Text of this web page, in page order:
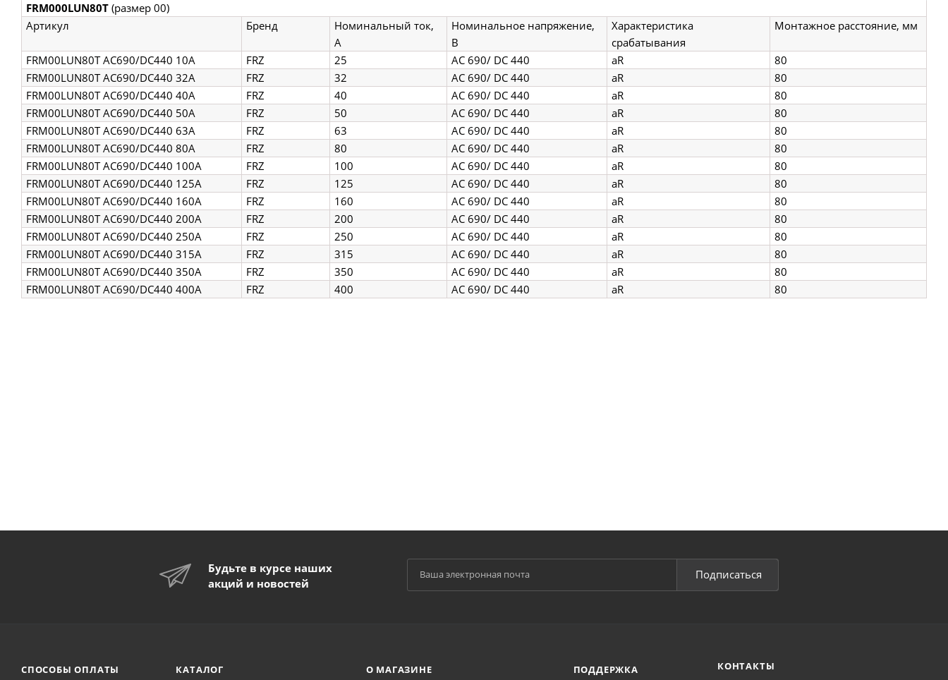
FRM000LUN80T (размер 00)
Артикул
Бренд
Номинальный ток,
А
Номинальное напряжение,
В
Характеристика
срабатывания
Монтажное расстояние, мм
FRM00LUN80T AC690/DC440 10A FRZ 25 AC 690/ DC 440 aR
80
FRM00LUN80T AC690/DC440 32A
FRZ 32 AC 690/ DC 440 aR
80
FRM00LUN80T AC690/DC440 40A
FRZ 40 AC 690/ DC 440 aR
80
FRM00LUN80T AC690/DC440 50A
FRZ 50 AC 690/ DC 440 aR
80
FRM00LUN80T AC690/DC440 63A
FRZ 63 AC 690/ DC 440 aR
80
FRM00LUN80T AC690/DC440 80A
FRZ 80 AC 690/ DC 440 aR
80
FRM00LUN80T AC690/DC440 100A
FRZ 100 AC 690/ DC 440 aR
80
FRM00LUN80T AC690/DC440 125A
FRZ 125 AC 690/ DC 440 aR
80
FRM00LUN80T AC690/DC440 160A
FRZ 160 AC 690/ DC 440 aR
80
FRM00LUN80T AC690/DC440 200A
FRZ 200 AC 690/ DC 440 aR
80
FRM00LUN80T AC690/DC440 250A
FRZ 250 AC 690/ DC 440 aR
80
FRM00LUN80T AC690/DC440 315A
FRZ 315 AC 690/ DC 440 aR
80
FRM00LUN80T AC690/DC440 350A
FRZ 350 AC 690/ DC 440 aR
80
FRM00LUN80T AC690/DC440 400A
FRZ 400 AC 690/ DC 440 aR 80
Будьте в курсе наших
акций и новостей
Подписаться
СПОСОБЫ ОПЛАТЫ КАТАЛОГ О МАГАЗИНЕ ПОДДЕРЖКА КОНТАКТЫ